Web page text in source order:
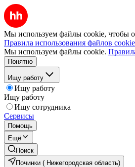
Мы используем файлы cookie, чтобы
Правила использования файлов cookie
Мы используем файлы cookie.
Понятно
Ищу работу
Ищу работу
Ищу работу
Ищу сотрудника
Сервисы
Помощь
Ещё
Поиск
Починки ( Нижегородская область)